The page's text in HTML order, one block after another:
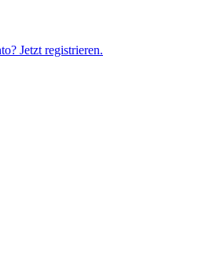
Jetzt registrieren.